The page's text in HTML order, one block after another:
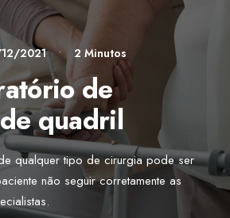
2021 • 2 Minutos
de
quadril
qualquer tipo de cirurgia pode ser
não seguir corretamente as